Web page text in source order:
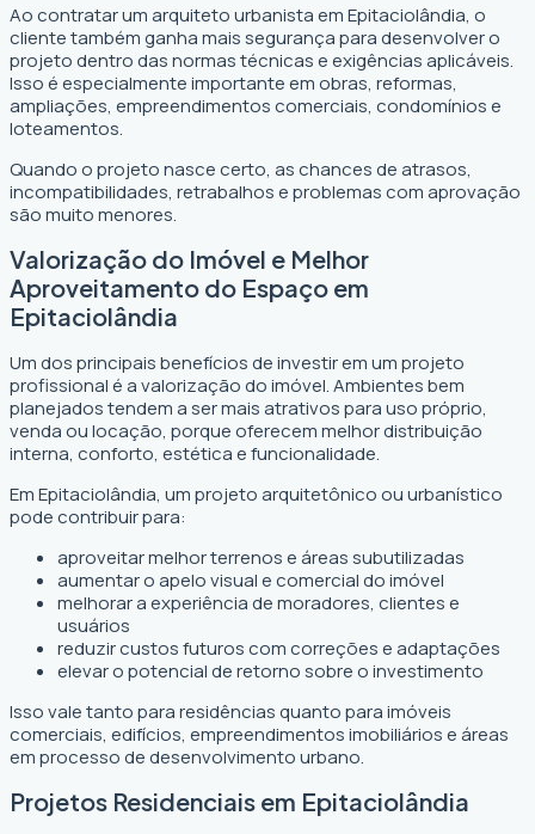
Ao contratar um arquiteto urbanista em Epitaciolândia, o
cliente também ganha mais segurança para desenvolver o
projeto dentro das normas técnicas e exigências aplicáveis.
Isso é especialmente importante em obras, reformas,
ampliações, empreendimentos comerciais, condomínios e
loteamentos.
Quando o projeto nasce certo, as chances de atrasos,
incompatibilidades, retrabalhos e problemas com aprovação
são muito menores.
Valorização do Imóvel e Melhor
Aproveitamento do Espaço em
Epitaciolândia
Um dos principais benefícios de investir em um projeto
profissional é a valorização do imóvel. Ambientes bem
planejados tendem a ser mais atrativos para uso próprio,
venda ou locação, porque oferecem melhor distribuição
interna, conforto, estética e funcionalidade.
Em Epitaciolândia, um projeto arquitetônico ou urbanístico
pode contribuir para:
aproveitar melhor terrenos e áreas subutilizadas
aumentar o apelo visual e comercial do imóvel
melhorar a experiência de moradores, clientes e
usuários
reduzir custos futuros com correções e adaptações
elevar o potencial de retorno sobre o investimento
Isso vale tanto para residências quanto para imóveis
comerciais, edifícios, empreendimentos imobiliários e áreas
em processo de desenvolvimento urbano.
Projetos Residenciais em Epitaciolândia